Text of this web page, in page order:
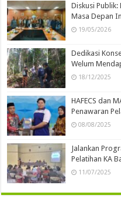
Diskusi
Masa Depan
19/05/2026
Dedikasi
Welum
18/12/2025
HAFECS dan
Penawaran
08/08/2025
Jalankan
Pelatihan KA
11/07/2025